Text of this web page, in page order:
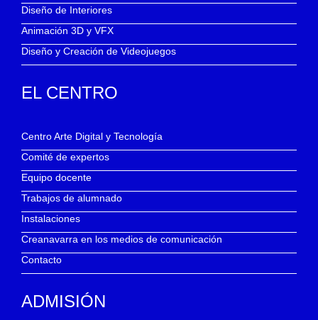
Diseño de Interiores
Animación 3D y VFX
Diseño y Creación de Videojuegos
EL CENTRO
Centro Arte Digital y Tecnología
Comité de expertos
Equipo docente
Trabajos de alumnado
Instalaciones
Creanavarra en los medios de comunicación
Contacto
ADMISIÓN